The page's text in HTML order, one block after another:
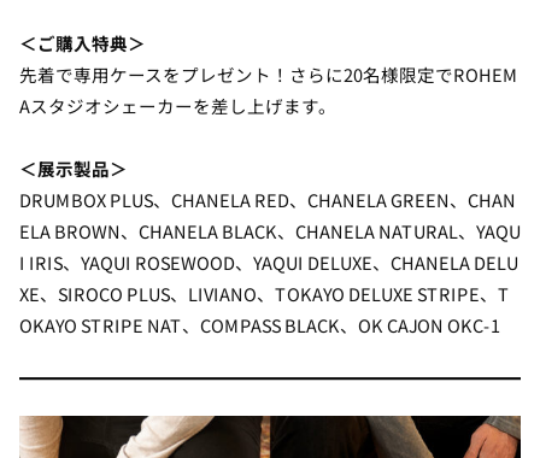
＜ご購入特典＞
先着で専用ケースをプレゼント！さらに20名様限定でROHEM
Aスタジオシェーカーを差し上げます。
＜展示製品＞
DRUMBOX PLUS、CHANELA RED、CHANELA GREEN、CHAN
ELA BROWN、CHANELA BLACK、CHANELA NATURAL、YAQU
I IRIS、YAQUI ROSEWOOD、YAQUI DELUXE、CHANELA DELU
XE、SIROCO PLUS、LIVIANO、TOKAYO DELUXE STRIPE、T
OKAYO STRIPE NAT、COMPASS BLACK、OK CAJON OKC-1